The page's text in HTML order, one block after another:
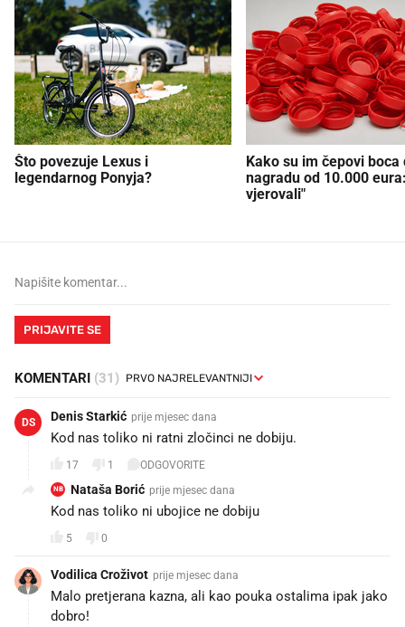
Što povezuje Lexus i
legendarnog Ponyja?
Kako su im čepovi boca
nagradu od 10.000
vjerovali"
PRIJAVITE SE
KOMENTARI (31)
DS Denis Starkić prije mjesec dana
Kod nas toliko ni ratni zločinci ne dobiju.
17 1 ODGOVORITE
NB Nataša Borić prije mjesec dana
Kod nas toliko ni ubojice ne dobiju
5 0
Vodilica Croživot prije mjesec dana
Malo pretjerana kazna, ali kao pouka ostalima ipak jako
dobro!